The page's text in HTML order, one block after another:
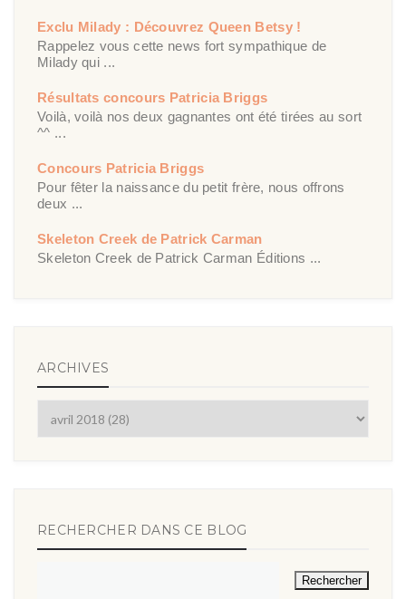
Exclu Milady : Découvrez Queen Betsy !
Rappelez vous cette news fort sympathique de
Milady qui ...
Résultats concours Patricia Briggs
Voilà, voilà nos deux gagnantes ont été tirées au sort
^^ ...
Concours Patricia Briggs
Pour fêter la naissance du petit frère, nous offrons
deux ...
Skeleton Creek de Patrick Carman
Skeleton Creek de Patrick Carman Éditions ...
ARCHIVES
RECHERCHER DANS CE BLOG